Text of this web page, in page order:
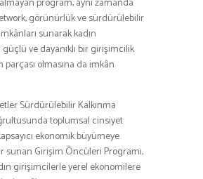
görünürlük ve sürdürülebilir
sunarak kadın
ve dayanıklı bir girişimcilik
olmasına da imkân
Sürdürülebilir Kalkınma
toplumsal cinsiyet
ekonomik büyümeye
sunan Girişim Öncüleri Programı,
girişimcilerle yerel ekonomilere